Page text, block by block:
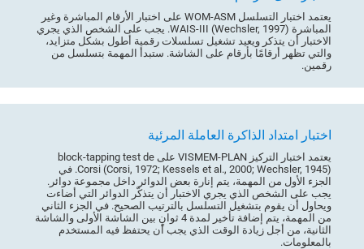
يعتمد اختبار التسلسل WOM-ASM على اختبار الأرقام المباشرة وغير
المباشرة WAIS-III (Wechsler, 1997). يجب على الشخص الذي يجري
الاختبار أن يتذكر ويعيد تشغيل تسلسلات رقمية أطول بشكل متزايد،
والتي تظهر أرقامًا بأرقام على الشاشة. ستبدأ المهمة بتسلسل من
رقمين.
اختبار امتداد الذاكرة العاملة المرئية
يعتمد اختبار التركيز VISMEM-PLAN على block-tapping test de
Corsi (Corsi, 1972; Kessels et al., 2000; Wechsler, 1945). في
الجزء الأول من المهمة، يتم إنارة بعض الدوائر داخل مجموعة دوائر.
يجب على الشخص الذي يجري الاختبار أن يتذكّر الدوائر التي أضاءت
ويحاول أن يقوم بتشغيل التسلسل بالترتيب الصحيح. في الجزء الثاني
من المهمة، يتم إضافة تأخير لمدة 4 ثوانٍ بين الشاشة الأولى والشاشة
الثانية، من أجل زيادة الوقت الذي يجب أن يحتفظ فيه المستخدم
بالمعلومات.